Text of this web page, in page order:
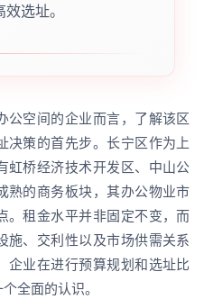
选址。
公空间的企业而言，了解该区
决策的首先步。长宁区作为上
虹桥经济技术开发区、中山公
熟的商务板块，其办公物业市
。租金水平并非固定不变，而
施、交利性以及市场供需关系
企业在进行预算规划和选址比
全面的认识。